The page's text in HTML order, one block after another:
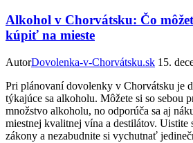
Alkohol v Chorvátsku: Čo
kúpiť na mieste
AutorDovolenka-v-Chorvátsku.sk 15.
Pri plánovaní dovolenky v Chorvátsku je
týkajúce sa alkoholu. Môžete si so sebou
množstvo alkoholu, no odporúča sa aj
miestnej kvalitnej vína a destilátov. Uistite
zákony a nezabudnite si vychutnať